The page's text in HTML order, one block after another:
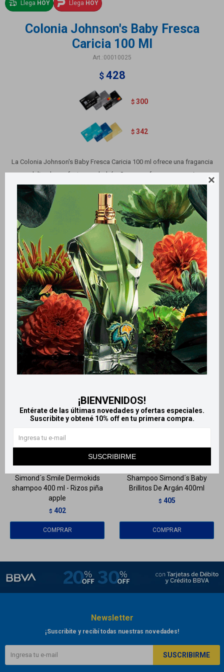

¡BIENVENIDOS!
Entérate de las últimas novedades y ofertas especiales.
Suscribite y obtené 10% off en tu primera compra.
SUSCRIBIRME
Llega HOY Llega HOY
Colonia Johnson's Baby Fresca
Caricia 100 Ml
00010025
$ 428
$ 300
$ 342
La Colonia Johnson's Baby Fresca Caricia 100 ml ofrece una fragancia
suave y delicada, perfecta para bebés. Su aroma fresco proporciona una
sensación de ternura y cuidado, sin irritar la piel. Ideal para el uso diario,
mantiene la frescura todo el día.
Métodos y costos de envío
Retiros gratuitos en tiendas
Productos que te pueden interesar
Llega
Simond´s Smile Dermokids
shampoo 400 ml - Rizos piña
apple
$ 402
Shampoo Simond´s Baby
Brillitos De Argán 400ml
$ 405
Newsletter
¡Suscribite y recibí todas nuestras novedades!
SUSCRIBIRME